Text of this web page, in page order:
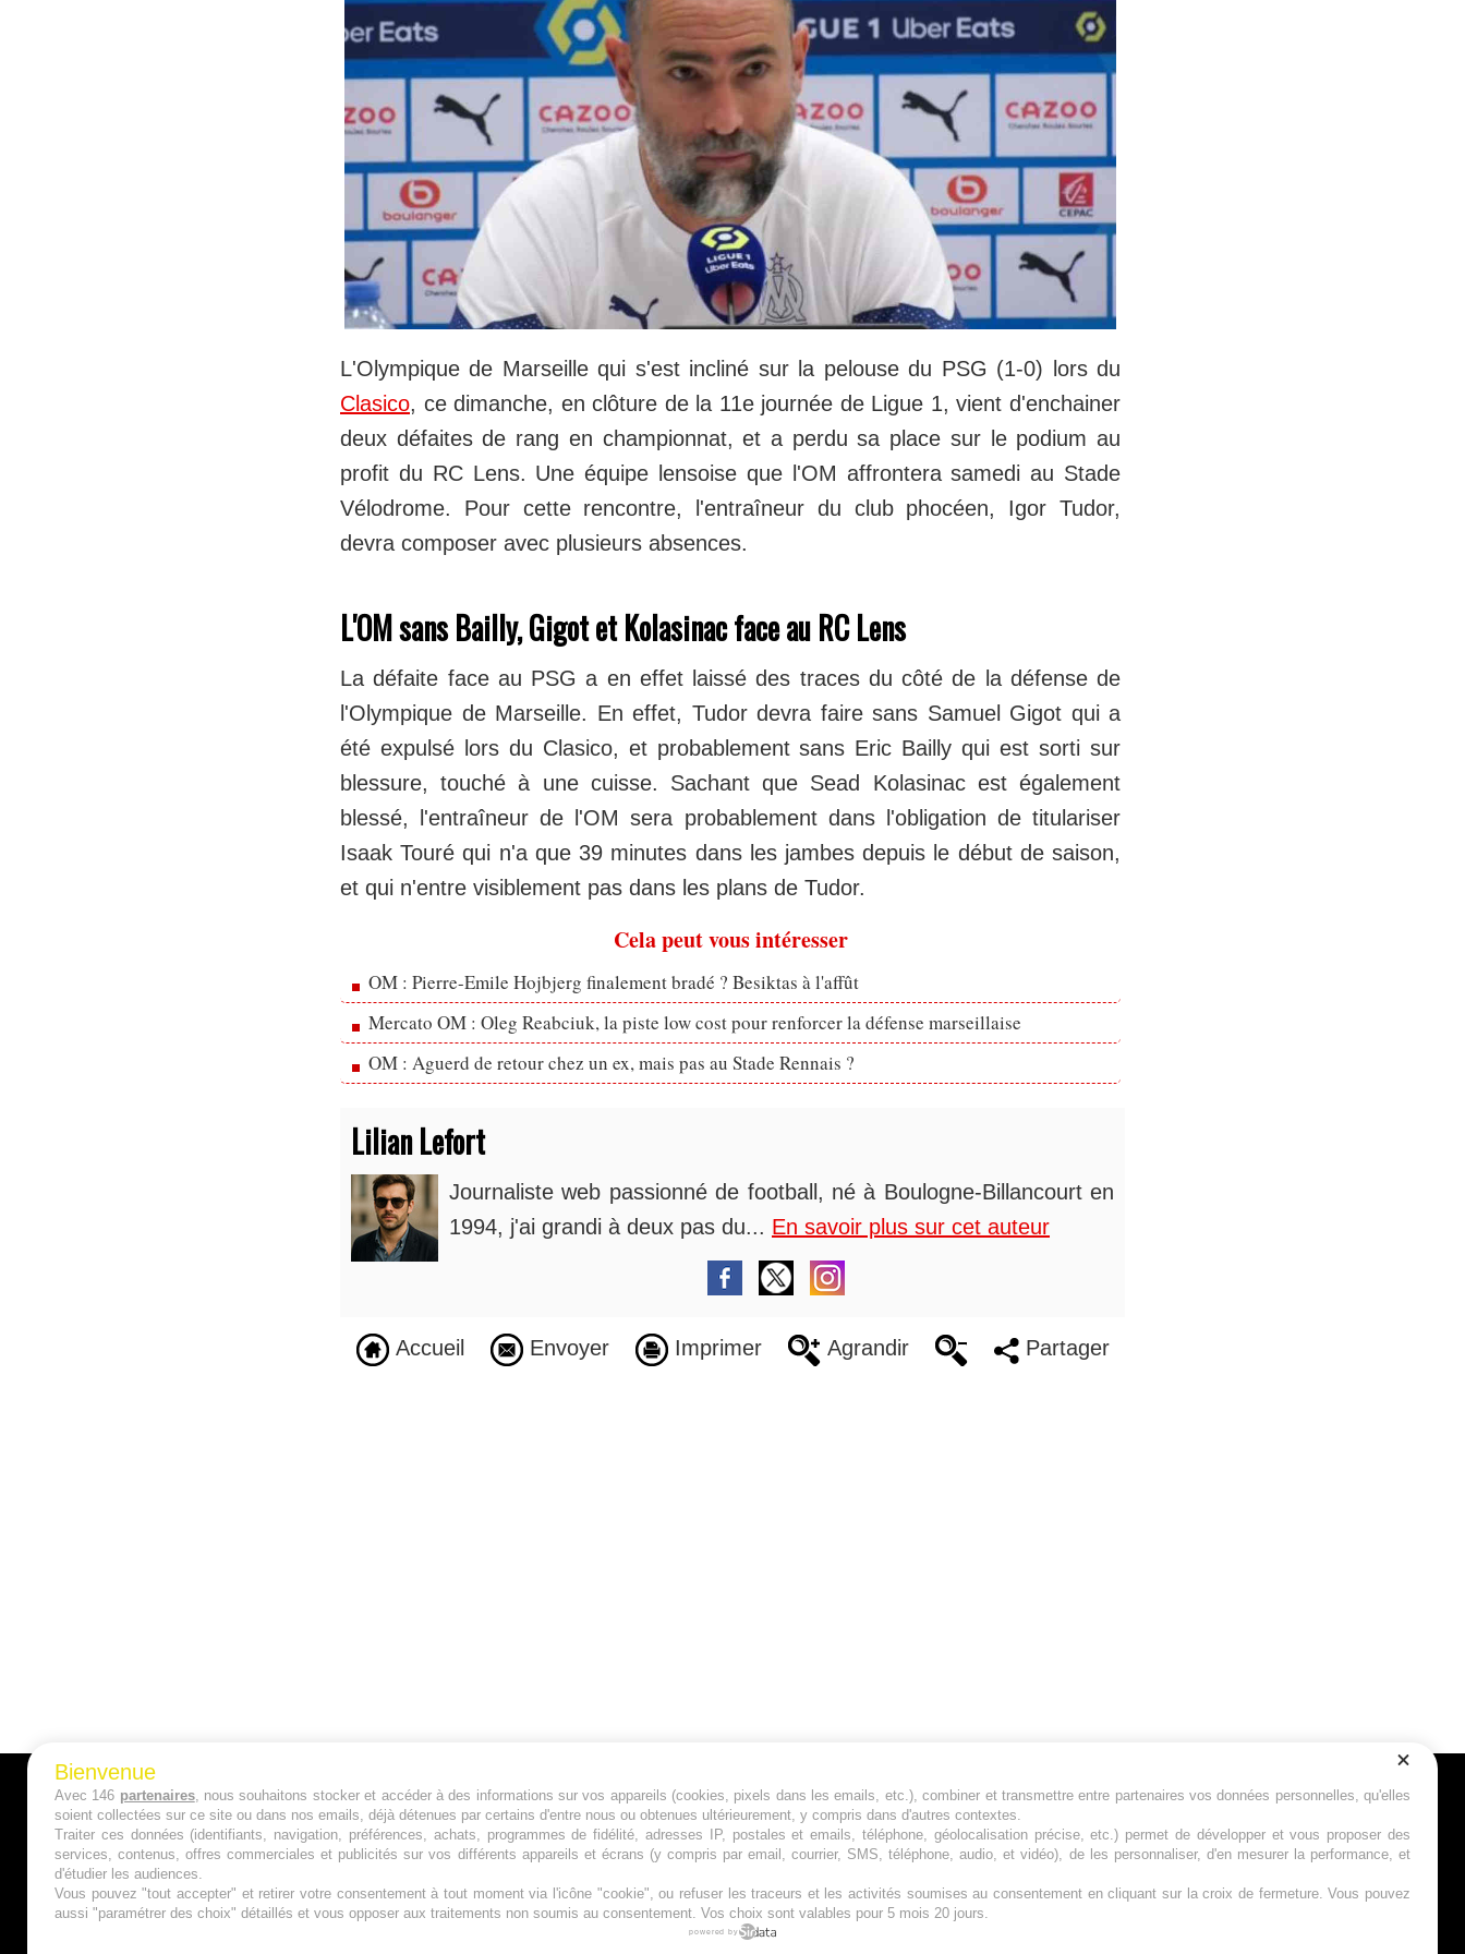
L'Olympique de Marseille qui s'est incliné sur la pelouse du PSG (1-0) lors du
Clasico, ce dimanche, en clôture de la 11e journée de Ligue 1, vient d'enchainer
deux défaites de rang en championnat, et a perdu sa place sur le podium au
profit du RC Lens. Une équipe lensoise que l'OM affrontera samedi au Stade
Vélodrome. Pour cette rencontre, l'entraîneur du club phocéen, Igor Tudor,
devra composer avec plusieurs absences.
L'OM sans Bailly, Gigot et Kolasinac face au RC Lens
La défaite face au PSG a en effet laissé des traces du côté de la défense de
l'Olympique de Marseille. En effet, Tudor devra faire sans Samuel Gigot qui a
été expulsé lors du Clasico, et probablement sans Eric Bailly qui est sorti sur
blessure, touché à une cuisse. Sachant que Sead Kolasinac est également
blessé, l'entraîneur de l'OM sera probablement dans l'obligation de titulariser
Isaak Touré qui n'a que 39 minutes dans les jambes depuis le début de saison,
et qui n'entre visiblement pas dans les plans de Tudor.
Cela peut vous intéresser
OM : Pierre-Emile Hojbjerg finalement bradé ? Besiktas à l'affût
Mercato OM : Oleg Reabciuk, la piste low cost pour renforcer la défense marseillaise
OM : Aguerd de retour chez un ex, mais pas au Stade Rennais ?
Lilian Lefort
Journaliste web passionné de football, né à Boulogne-Billancourt en
1994, j'ai grandi à deux pas du... En savoir plus sur cet auteur
Accueil Envoyer Imprimer Agrandir Partager
A PROPOS
Qui sommes nous ?
Mentions Légales
Jeunesfooteux est un média sportif qui traite
principalement de l'actualité de la Ligue 1 et
des grosses actualités de la Ligue 2 et du
Plan du site | Syndication |Powered by WM
Suivez-nous
Bienvenue
Avec 146 partenaires, nous souhaitons stocker et accéder à des informations sur vos appareils (cookies, pixels dans les emails, etc.), combiner et transmettre entre partenaires vos données personnelles, qu'elles
soient collectées sur ce site ou dans nos emails, déjà détenues par certains d'entre nous ou obtenues ultérieurement, y compris dans d'autres contextes.
Traiter ces données (identifiants, navigation, préférences, achats, programmes de fidélité, adresses IP, postales et emails, téléphone, géolocalisation précise, etc.) permet de développer et vous proposer des
services, contenus, offres commerciales et publicités sur vos différents appareils et écrans (y compris par email, courrier, SMS, téléphone, audio, et vidéo), de les personnaliser, d'en mesurer la performance, et
d'étudier les audiences.
Vous pouvez "tout accepter" et retirer votre consentement à tout moment via l'icône "cookie", ou refuser les traceurs et les activités soumises au consentement en cliquant sur la croix de fermeture. Vous pouvez
aussi "paramétrer des choix" détaillés et vous opposer aux traitements non soumis au consentement. Vos choix sont valables pour 5 mois 20 jours.
powered by